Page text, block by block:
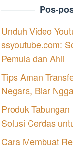
Pos-
Unduh Video
ssyoutube.com:
Pemula dan Ahli
Tips Aman
Negara, Biar
Produk
Solusi Cerdas
Cara Membuat